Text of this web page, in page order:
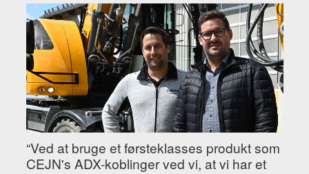
“Ved at bruge et førsteklasses produkt som
CEJN's ADX-koblinger ved vi, at vi har et